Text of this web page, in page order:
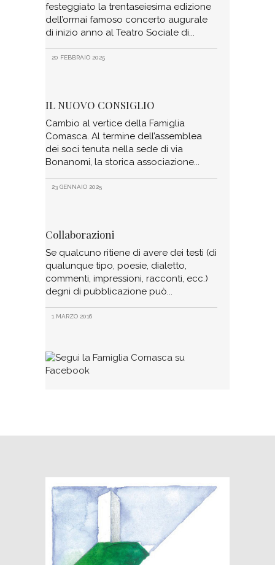
festeggiato la trentaseiesima edizione
dell’ormai famoso concerto augurale
di inizio anno al Teatro Sociale di
20 FEBBRAIO 2025
IL NUOVO CONSIGLIO
Cambio al vertice della Famiglia
Comasca. Al termine dell’assemblea
dei soci tenuta nella sede di via
Bonanomi, la storica associazione
23 GENNAIO 2025
Collaborazioni
Se qualcuno ritiene di avere dei testi (di
qualunque tipo, poesie, dialetto,
commenti, impressioni, racconti, ecc.)
degni di pubblicazione può
1 MARZO 2016